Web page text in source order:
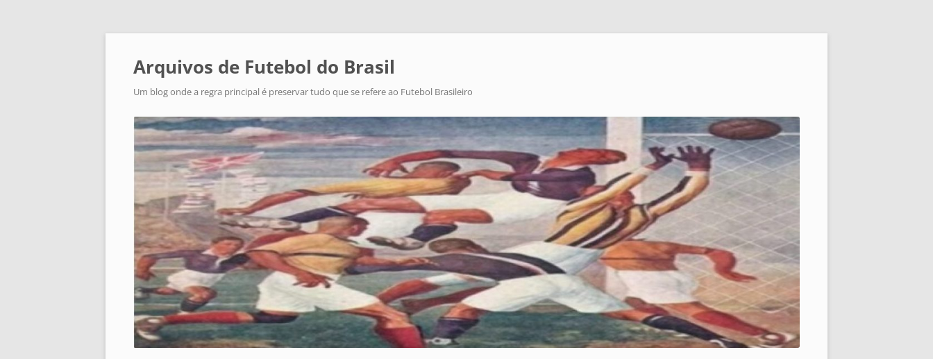
Arquivos de Futebol do Brasil
Um blog onde a regra principal é preservar tudo que se refere ao Futebol Brasileiro